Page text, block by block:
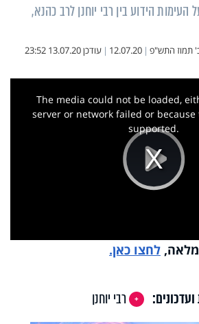
הידוע בין רבי יוחנן לרב כהנא,
תמוז התש"פ |
12.07.20
| עודכן13.07.20 23:52
This
The media could not be loaded,
server or network failed or
supported.
לחצו כאן.
רבי יוחנן